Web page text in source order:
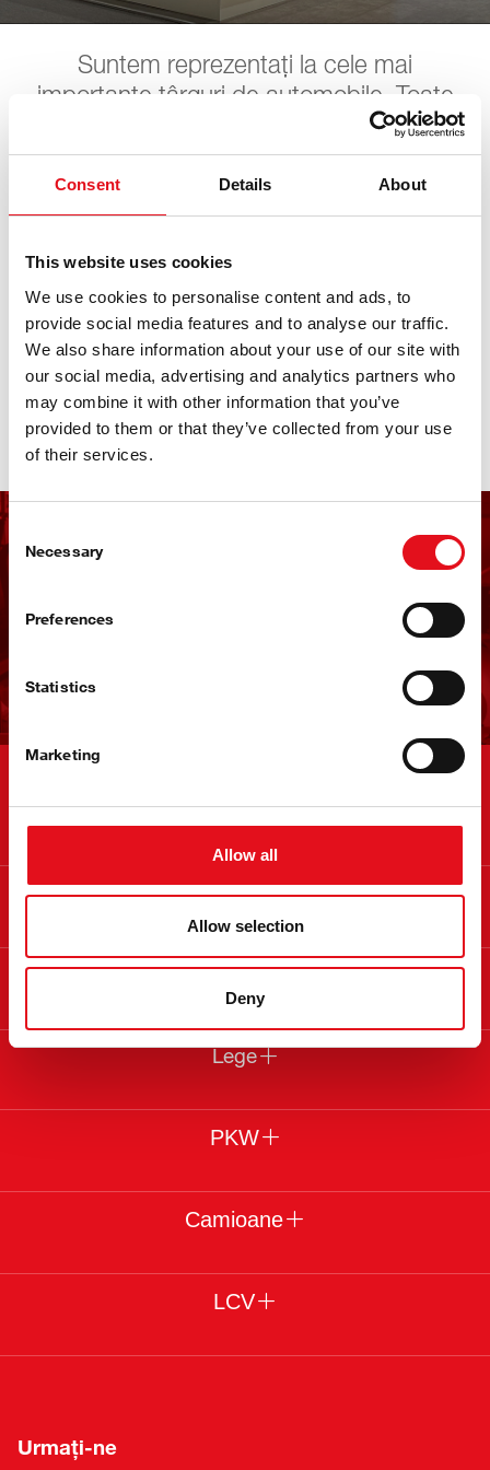
Consent Details About
This website uses cookies
We use cookies to personalise content and ads, to
provide social media features and to analyse our traffic.
We also share information about your use of our site with
our social media, advertising and analytics partners who
may combine it with other information that you’ve
provided to them or that they’ve collected from your use
of their services.
Selection
Necessary
Preferences
Statistics
Marketing
Allow all
Allow selection
Deny
Suntem reprezentați la cele mai
importante târguri de automobile. Toate
datele viitoare pot fi găsite aici. Așteptăm
cu nerăbdare vizita dumneavoastră.
WM SE Werkstattmesse
16. octombrie 2026 - 18. octombrie 2026 · München ·
open in Maps
Contact
Info
Despre febi
Lege
PKW
Camioane
LCV
Urmați-ne